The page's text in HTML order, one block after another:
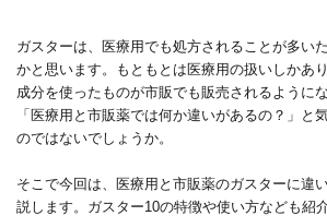
ガスターは、医療用でも処方されることが多い
かと思います。もともとは医療用の扱いしかあ
成分を使ったものが市販でも販売されるように
「医療用と市販薬では何か違いがあるの？」と
のではないでしょうか。
そこで今回は、医療用と市販薬のガスターに違
説します。ガスター10の特徴や使い方なども紹